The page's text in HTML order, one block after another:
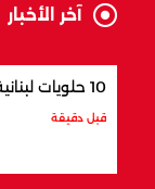
آخر الأخبار
10 حلويات لبنانية مشهورة
قبل دقيقة